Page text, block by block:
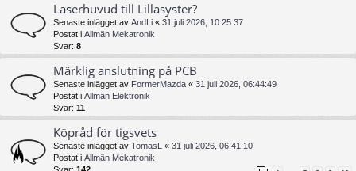
Laserhuvud till Lillasyster?
Senaste inlägget av AndLi « 31 juli 2026, 10:25:37
Postat i Allmän Mekatronik
Svar: 8
Märklig anslutning på PCB
Senaste inlägget av FormerMazda « 31 juli 2026, 06:44:49
Postat i Allmän Elektronik
Svar: 11
Köpråd för tigsvets
Senaste inlägget av TomasL « 31 juli 2026, 06:41:10
Postat i Allmän Mekatronik